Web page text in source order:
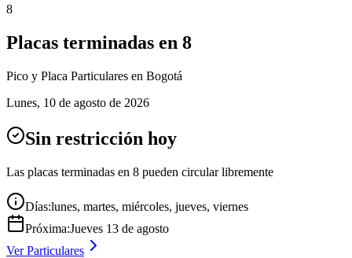
8
Placas terminadas en 8
Pico y Placa Particulares en Bogotá
Lunes, 10 de agosto de 2026
Sin restricción hoy
Las placas terminadas en 8 pueden circular libremente
Días:lunes, martes, miércoles, jueves, viernes
Próxima:Jueves 13 de agosto
VerParticulares